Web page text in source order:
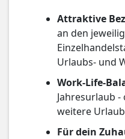
Attraktive
an den
Urlaubs- und
Work-Life-
Jahresurlaub
weitere
Für dein